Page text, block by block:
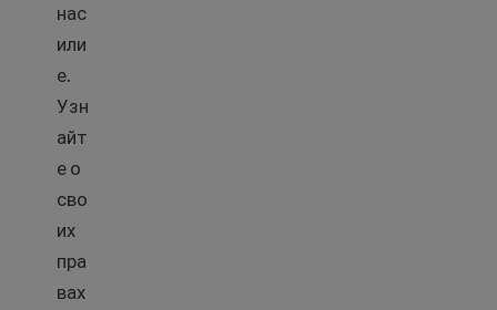
нас
или
е.
Узн
айт
е о
сво
их
пра
вах